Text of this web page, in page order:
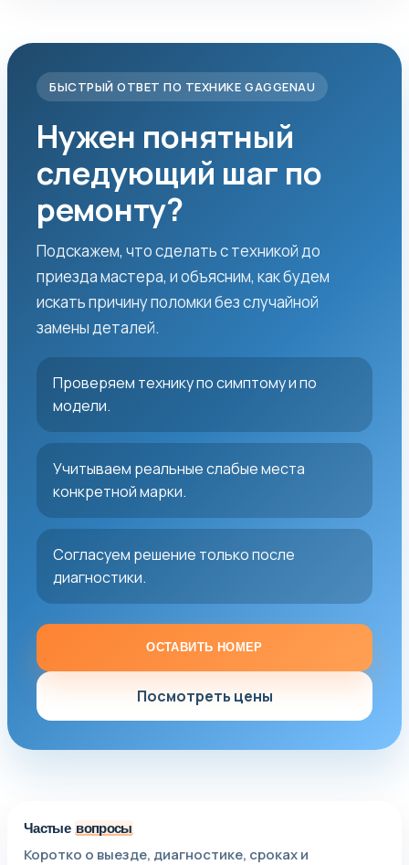
БЫСТРЫЙ ОТВЕТ ПО ТЕХНИКЕ GAGGENAU
Нужен понятный
следующий шаг по
ремонту?
Подскажем, что сделать с техникой до
приезда мастера, и объясним, как будем
искать причину поломки без случайной
замены деталей.
Проверяем технику по симптому и по
модели.
Учитываем реальные слабые места
конкретной марки.
Согласуем решение только после
диагностики.
ОСТАВИТЬ НОМЕР
Посмотреть цены
Частые вопросы
Коротко о выезде, диагностике, сроках и